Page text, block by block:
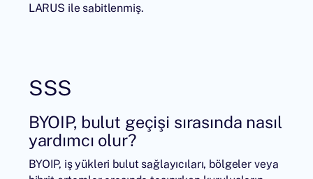
LARUS ile sabitlenmiş.
SSS
BYOIP, bulut geçişi sırasında nasıl
yardımcı olur?
BYOIP, iş yükleri bulut sağlayıcıları, bölgeler veya